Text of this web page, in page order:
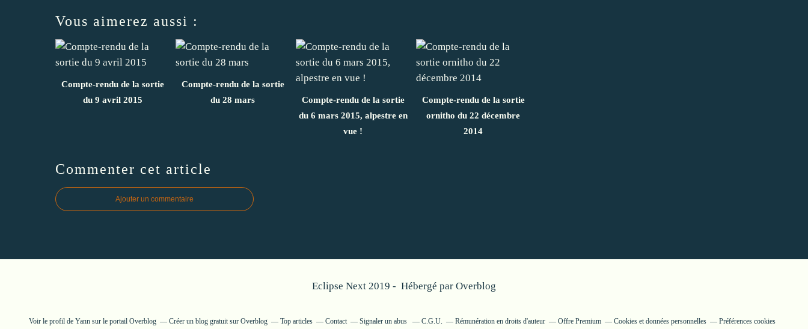
Vous aimerez aussi :
Compte-rendu de la sortie
du 9 avril 2015
Compte-rendu de la sortie
du 28 mars
Compte-rendu de la sortie
du 6 mars 2015, alpestre en
vue !
Compte-rendu de la sortie
ornitho du 22 décembre
2014
Commenter cet article
Ajouter un commentaire
Eclipse Next 2019 - Hébergé par Overblog
Voir le profil de Yann sur le portail Overblog Créer un blog gratuit sur Overblog Top articles Contact Signaler un abus C.G.U. Rémunération en droits d'auteur Offre Premium Cookies et données personnelles Préférences cookies